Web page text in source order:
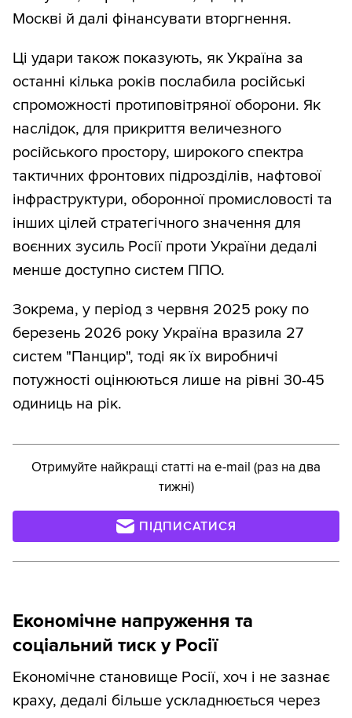
Москві й далі фінансувати вторгнення.
Ці удари також показують, як Україна за
останні кілька років послабила російські
спроможності протиповітряної оборони. Як
наслідок, для прикриття величезного
російського простору, широкого спектра
тактичних фронтових підрозділів, нафтової
інфраструктури, оборонної промисловості та
інших цілей стратегічного значення для
воєнних зусиль Росії проти України дедалі
менше доступно систем ППО.
Зокрема, у період з червня 2025 року по
березень 2026 року Україна вразила 27
систем "Панцир", тоді як їх виробничі
потужності оцінюються лише на рівні 30-45
одиниць на рік.
Отримуйте найкращі статті на e-mail (раз на два
тижні)
ПІДПИСАТИСЯ
Економічне напруження та
соціальний тиск у Росії
Економічне становище Росії, хоч і не зазнає
краху, дедалі більше ускладнюється через